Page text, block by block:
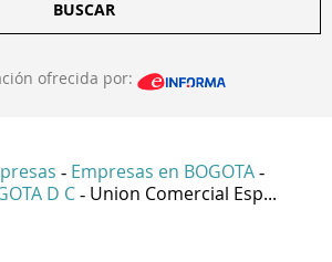
BUSCAR
ofrecida por:
- Empresas en BOGOTA -
D C - Union Comercial Esp...